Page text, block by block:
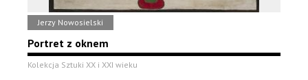
Jerzy Nowosielski
Portret z oknem
Kolekcja Sztuki XX i XXI wieku